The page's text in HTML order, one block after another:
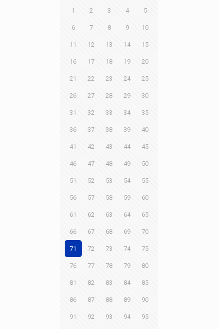
1 2 3 4 5
6 7 8 9 10
11 12 13 14 15
16 17 18 19 20
21 22 23 24 25
26 27 28 29 30
31 32 33 34 35
36 37 38 39 40
41 42 43 44 45
46 47 48 49 50
51 52 53 54 55
56 57 58 59 60
61 62 63 64 65
66 67 68 69 70
71 72 73 74 75
76 77 78 79 80
81 82 83 84 85
86 87 88 89 90
91 92 93 94 95